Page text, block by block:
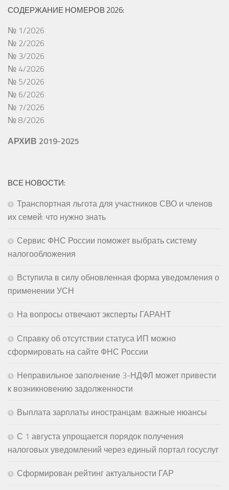
СОДЕРЖАНИЕ НОМЕРОВ 2026:
№ 1/2026
№ 2/2026
№ 3/2026
№ 4/2026
№ 5/2026
№ 6/2026
№ 7/2026
№ 8/2026
АРХИВ 2019-2025
ВСЕ НОВОСТИ:
Транспортная льгота для участников СВО и членов
их семей: что нужно знать
Сервис ФНС России поможет выбрать систему
налогообложения
Вступила в силу обновленная форма уведомления о
применении УСН
На вопросы отвечают эксперты ГАРАНТ
Справку об отсутствии статуса ИП можно
сформировать на сайте ФНС России
Неправильное заполнение 3-НДФЛ может привести
к возникновению задолженности
Выплата зарплаты иностранцам: важные нюансы
С 1 августа упрощается порядок получения
налоговых уведомлений через единый портал госуслуг
Сформирован рейтинг актуальности ГАР